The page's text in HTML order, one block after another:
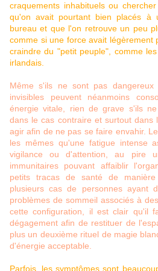
craquements inhabituels ou
qu'on avait pourtant bien placés à
bureau et que l'on retrouve un peu
comme si une force avait légèrement
craindre du "petit peuple", comme
irlandais.
Même s'ils ne sont pas dangereux
invisibles peuvent néanmoins
énergie vitale, rien de grave s'ils
dans le cas contraire et surtout dans
agir afin de ne pas se faire envahir.
les mêmes qu'une fatigue intense
vigilance ou d'attention, au pire
immunitaires pouvant affaiblir
petits tracas de santé de
plusieurs cas de personnes ayant
problèmes de sommeil associés à
cette configuration, il est clair qu'il
dégagement afin de restituer de
plus un deuxième rituel de magie
d'énergie acceptable.
Parfois, les symptômes sont